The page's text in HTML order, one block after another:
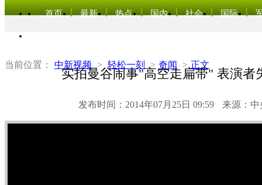
首页 最新 热点 国内 社会 国际
当前位置： 中新视频 > 轻松一刻 > 奇闻 > 正文
实拍曼谷闹事"高空走扁带" 表演者
发布时间：2014年07月25日 09:59 来源：中